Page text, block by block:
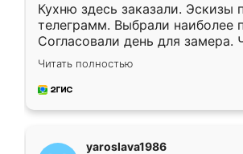
Кухню здесь заказали. Эскизы
телеграмм. Выбрали наиболее
Согласовали день для замера.
недели кухня была уже готова.
довольны работой. Спасибо
мебель за качественную работу!
Читать полностью
yaroslava1986